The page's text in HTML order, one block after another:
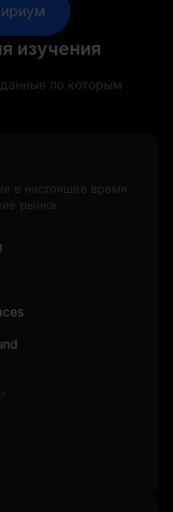
изучения
по которым
в настоящее время
рынка